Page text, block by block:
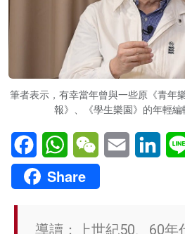
筆者表示，有幸當年曾與一些原《青年
報》、《學生樂園》的年輕編
FacebookWhatsAppWeChatEmail
Share
導讀：上世紀50、60年